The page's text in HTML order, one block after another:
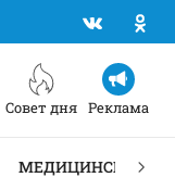
Совет дня Реклама
МЕДИЦИНСКИЕ